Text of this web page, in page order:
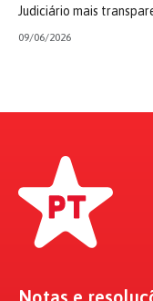
Judiciário mais
09/06/2026
Notas e